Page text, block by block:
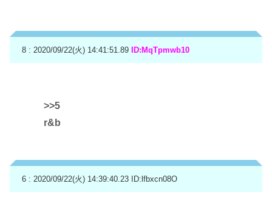
8 : 2020/09/22(火) 14:41:51.89 ID:MqTpmwb10
>>5
r&b
6 : 2020/09/22(火) 14:39:40.23 ID:lfbxcn08O